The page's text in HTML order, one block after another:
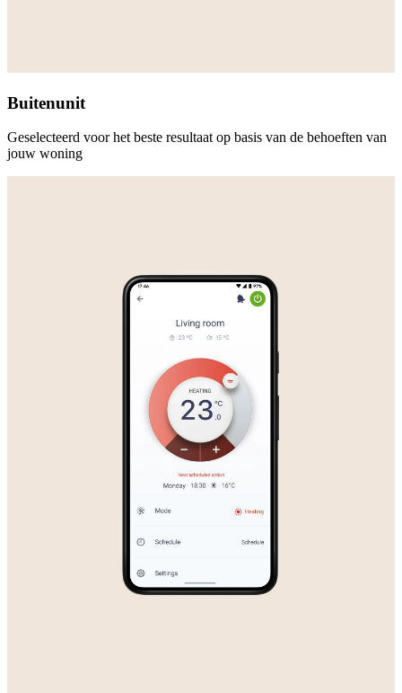
Buitenunit
Geselecteerd voor het beste resultaat op basis van de behoeften van
jouw woning